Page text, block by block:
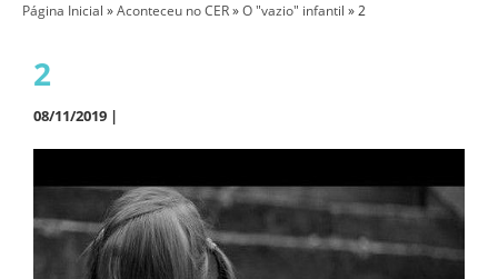
Página Inicial »Aconteceu no CER»O "vazio" infantil »2
2
08/11/2019 |